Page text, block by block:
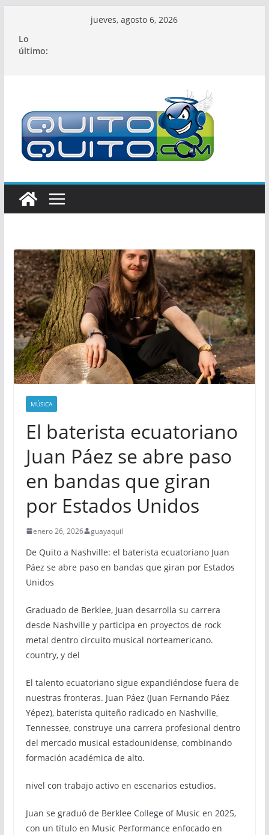
contenido
jueves, agosto 6, 2026
Lo
último:
MÚSICA
El baterista ecuatoriano
Juan Páez se abre paso
en bandas que giran
por Estados Unidos
enero 26, 2026 guayaquil
De Quito a Nashville: el baterista ecuatoriano Juan
Páez se abre paso en bandas que giran por Estados
Unidos
Graduado de Berklee, Juan desarrolla su carrera
desde Nashville y participa en proyectos de rock
metal dentro circuito musical norteamericano.
country, y del
El talento ecuatoriano sigue expandiéndose fuera de
nuestras fronteras. Juan Páez (Juan Fernando Páez
Yépez), baterista quiteño radicado en Nashville,
Tennessee, construye una carrera profesional dentro
del mercado musical estadounidense, combinando
formación académica de alto.
nivel con trabajo activo en escenarios estudios.
Juan se graduó de Berklee College of Music en 2025,
con un título en Music Performance enfocado en